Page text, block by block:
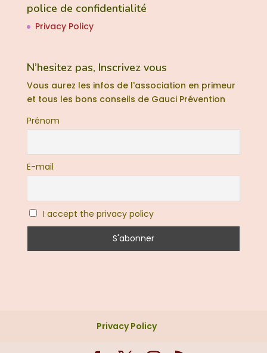
police de confidentialité
Privacy Policy
N’hesitez pas, Inscrivez vous
Vous aurez les infos de l'association en primeur
et tous les bons conseils de Gauci Prévention
Prénom
E-mail
I accept the privacy policy
Privacy Policy